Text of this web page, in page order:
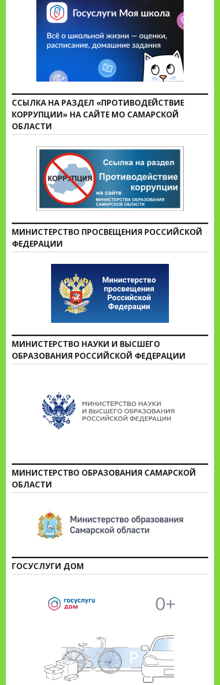
ССЫЛКА НА РАЗДЕЛ «ПРОТИВОДЕЙСТВИЕ
КОРРУПЦИИ» НА САЙТЕ МО САМАРСКОЙ
ОБЛАСТИ
МИНИСТЕРСТВО ПРОСВЕЩЕНИЯ РОССИЙСКОЙ
ФЕДЕРАЦИИ
МИНИСТЕРСТВО НАУКИ И ВЫСШЕГО
ОБРАЗОВАНИЯ РОССИЙСКОЙ ФЕДЕРАЦИИ
МИНИСТЕРСТВО ОБРАЗОВАНИЯ САМАРСКОЙ
ОБЛАСТИ
ГОСУСЛУГИ ДОМ